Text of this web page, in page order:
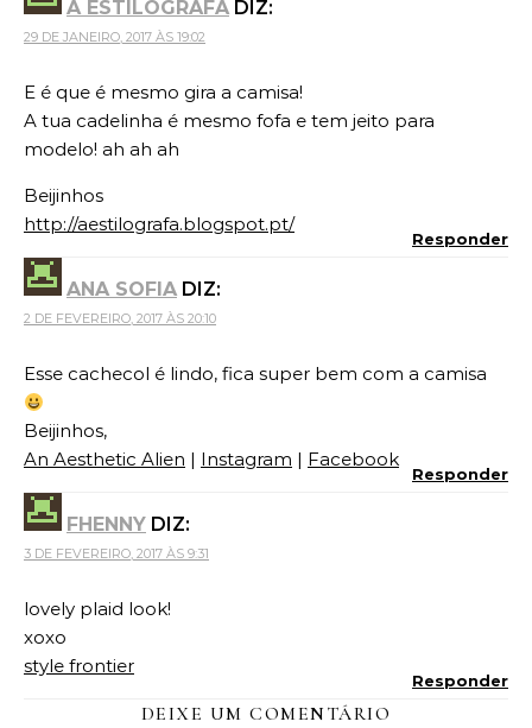
A ESTILOGRAFA DIZ:
29 DE JANEIRO, 2017 ÀS 19:02
E é que é mesmo gira a camisa!
A tua cadelinha é mesmo fofa e tem jeito para
modelo! ah ah ah
Beijinhos
http://aestilografa.blogspot.pt/
Responder
ANA SOFIA DIZ:
2 DE FEVEREIRO, 2017 ÀS 20:10
Esse cachecol é lindo, fica super bem com a camisa
Beijinhos,
An Aesthetic Alien | Instagram | Facebook
Responder
FHENNY DIZ:
3 DE FEVEREIRO, 2017 ÀS 9:31
lovely plaid look!
xoxo
style frontier
Responder
DEIXE UM COMENTÁRIO